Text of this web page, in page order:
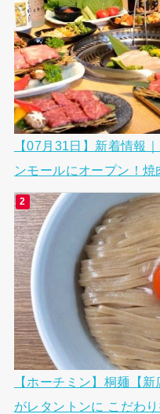
【07月31日】新着情報
ンモールにオープン！
【ホーチミン】桐麺【
がレタントンに こだわ